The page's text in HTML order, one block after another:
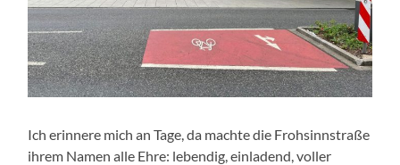
Ich erinnere mich an Tage, da machte die Frohsinnstraße
ihrem Namen alle Ehre: lebendig, einladend, voller